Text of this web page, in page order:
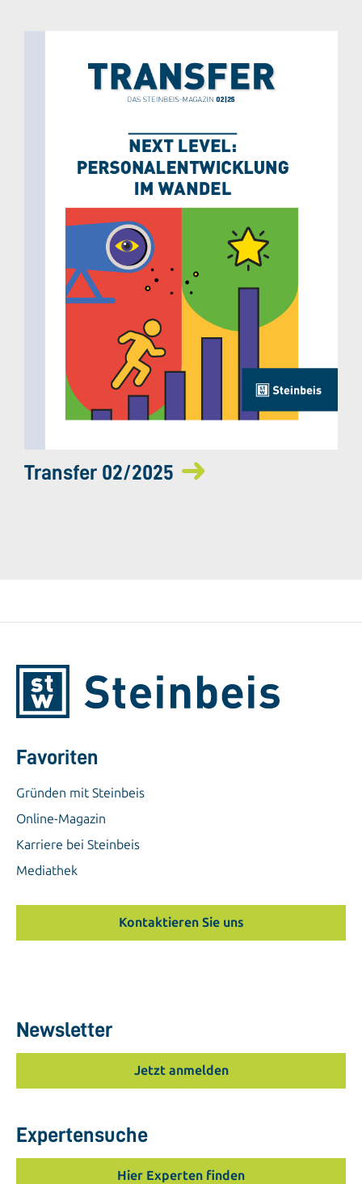
Transfer 02/2025
Favoriten
Gründen mit Steinbeis
Online-Magazin
Karriere bei Steinbeis
Mediathek
Kontaktieren Sie uns
Newsletter
Jetzt anmelden
Expertensuche
Hier Experten finden